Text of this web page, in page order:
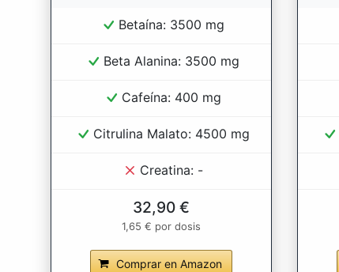
Betaína: 3500 mg
Beta Alanina: 3500 mg
Cafeína: 400 mg
Citrulina Malato: 4500 mg
Creatina: -
32,90 €
1,65 € por dosis
Comprar en Amazon